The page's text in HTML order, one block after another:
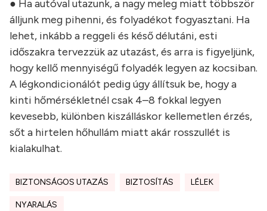
● Ha autóval utazunk, a nagy meleg miatt többször
álljunk meg pihenni, és folyadékot fogyasztani. Ha
lehet, inkább a reggeli és késő délutáni, esti
időszakra tervezzük az utazást, és arra is figyeljünk,
hogy kellő mennyiségű folyadék legyen az kocsiban.
A légkondicionálót pedig úgy állítsuk be, hogy a
kinti hőmérsékletnél csak 4–8 fokkal legyen
kevesebb, különben kiszálláskor kellemetlen érzés,
sőt a hirtelen hőhullám miatt akár rosszullét is
kialakulhat.
BIZTONSÁGOS UTAZÁS BIZTOSÍTÁS LÉLEK
NYARALÁS